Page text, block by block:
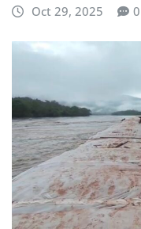
Oct 29, 2025 0